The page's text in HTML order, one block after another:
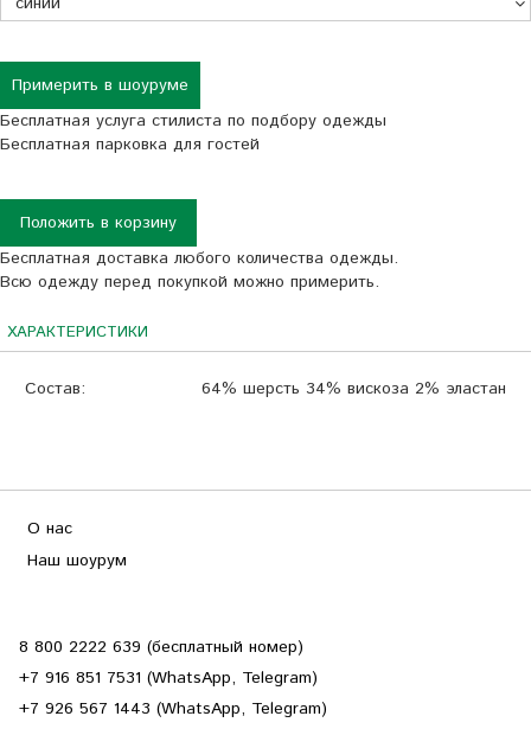
Примерить в шоуруме
Бесплатная услуга стилиста по подбору одежды
Бесплатная парковка для гостей
Положить в корзину
Бесплатная доставка любого количества одежды.
Всю одежду перед покупкой можно примерить.
ХАРАКТЕРИСТИКИ
Состав: 64% шерсть 34% вискоза 2% эластан
О нас
Наш шоурум
8 800 2222 639 (бесплатный номер)
+7 916 851 7531 (WhatsApp, Telegram)
+7 926 567 1443 (WhatsApp, Telegram)